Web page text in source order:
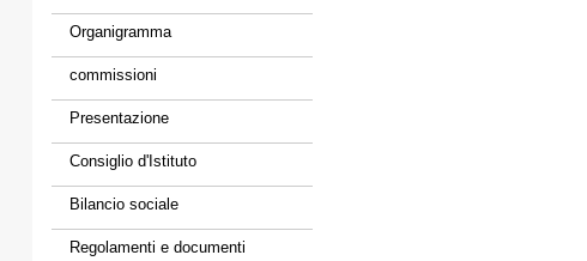
Organigramma
commissioni
Presentazione
Consiglio d'Istituto
Bilancio sociale
Regolamenti e documenti